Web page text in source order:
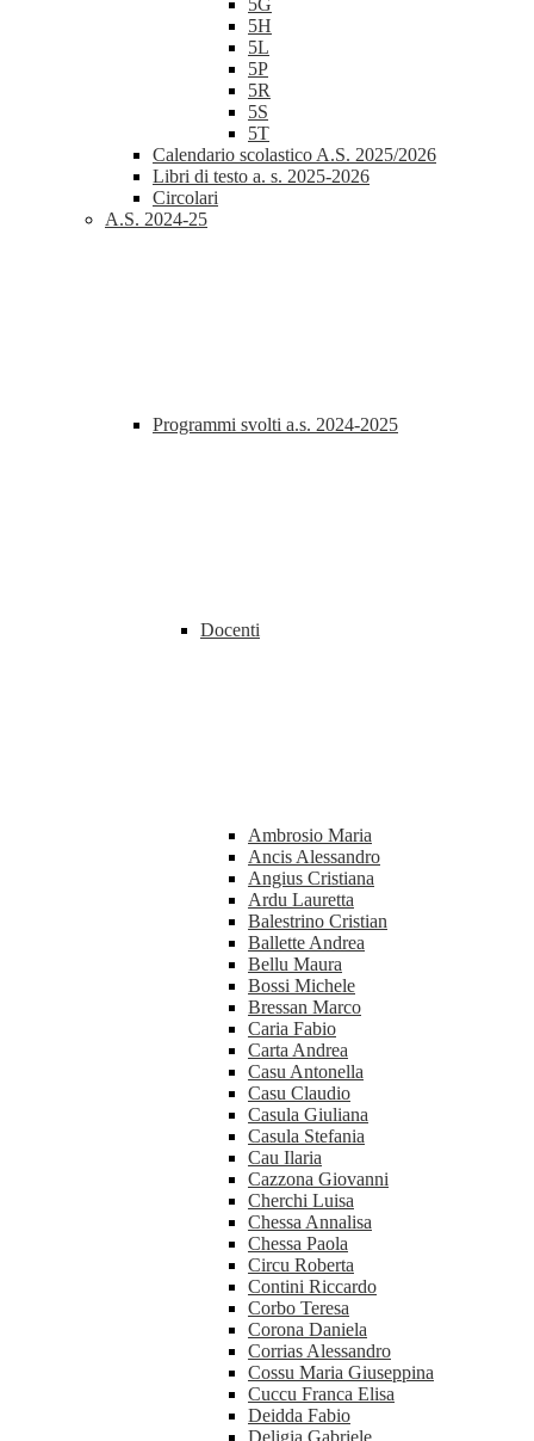
5G
5H
5L
5P
5R
5S
5T
Calendario scolastico A.S. 2025/2026
Libri di testo a. s. 2025-2026
Circolari
A.S. 2024-25
Programmi svolti a.s. 2024-2025
Docenti
Ambrosio Maria
Ancis Alessandro
Angius Cristiana
Ardu Lauretta
Balestrino Cristian
Ballette Andrea
Bellu Maura
Bossi Michele
Bressan Marco
Caria Fabio
Carta Andrea
Casu Antonella
Casu Claudio
Casula Giuliana
Casula Stefania
Cau Ilaria
Cazzona Giovanni
Cherchi Luisa
Chessa Annalisa
Chessa Paola
Circu Roberta
Contini Riccardo
Corbo Teresa
Corona Daniela
Corrias Alessandro
Cossu Maria Giuseppina
Cuccu Franca Elisa
Deidda Fabio